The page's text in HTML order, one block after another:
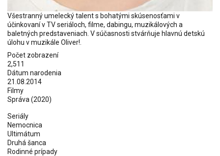
Všestranný umelecký talent s bohatými skúsenosťami v
účinkovaní v TV seriáloch, filme, dabingu, muzikálových a
baletných predstaveniach. V súčasnosti stvárňuje hlavnú detskú
úlohu v muzikále Oliver!.
Počet zobrazení
2,511
Dátum narodenia
21.08.2014
Filmy
Správa (2020)
Seriály
Nemocnica
Ultimátum
Druhá šanca
Rodinné prípady